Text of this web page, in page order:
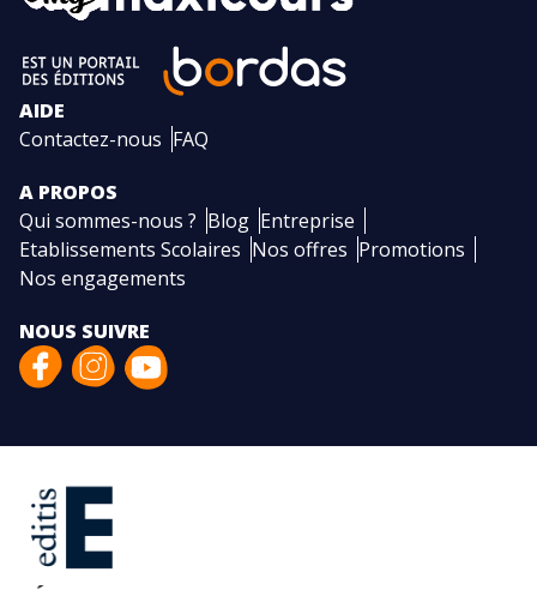
AIDE
Contactez-nous FAQ
A PROPOS
Qui sommes-nous ? Blog Entreprise
Etablissements Scolaires Nos offres Promotions
Nos engagements
NOUS SUIVRE